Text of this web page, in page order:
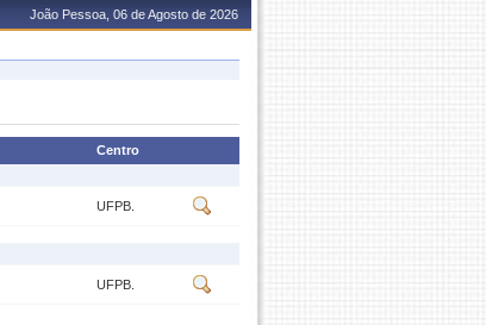
João Pessoa, 06 de Agosto de 2026
Centro
UFPB.
UFPB.